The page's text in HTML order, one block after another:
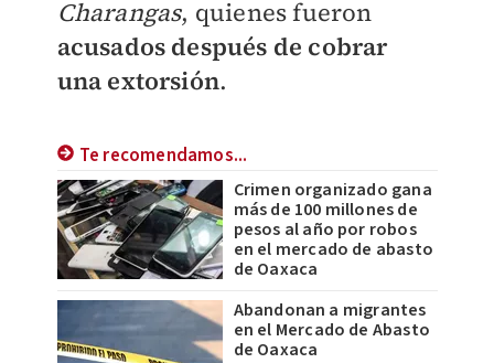
Charangas, quienes fueron
acusados después de cobrar
una extorsión.
Te recomendamos...
Crimen organizado gana
más de 100 millones de
pesos al año por robos
en el mercado de abasto
de Oaxaca
Abandonan a migrantes
en el Mercado de Abasto
de Oaxaca